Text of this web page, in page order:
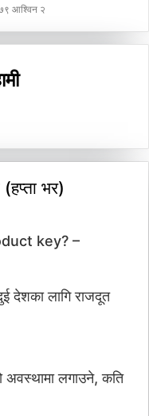
आश्विन २
भर)
key? –
देशका लागि राजदूत
अवस्थामा लगाउने, कति